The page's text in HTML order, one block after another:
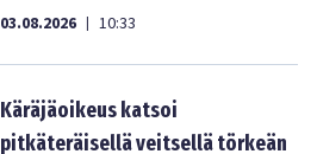
03.08.2026 | 10:33
Käräjäoikeus katsoi
pitkäteräisellä veitsellä törkeän